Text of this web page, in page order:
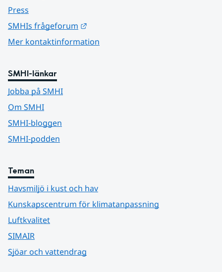
Press
SMHIs frågeforum
Mer kontaktinformation
SMHI-länkar
Jobba på SMHI
Om SMHI
SMHI-bloggen
SMHI-podden
Teman
Havsmiljö i kust och hav
Kunskapscentrum för klimatanpassning
Luftkvalitet
SIMAIR
Sjöar och vattendrag